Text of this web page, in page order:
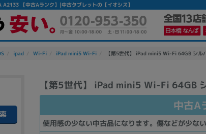
【中古Aランク】|中古タブレットの【イオシス】
ipad Wi-Fi iPad mini5 Wi-Fi 【第5世代】 iPad mini5 Wi-Fi 64GB シ
【第5世代】 iPad mini5 Wi-Fi 64GB
中古A
使用感の少ない中古品になります。傷などが少な
かんたんパソコン検索に切り替
カテゴリー